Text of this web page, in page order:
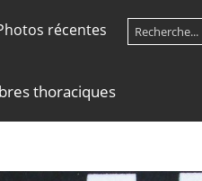
récentes
thoraciques